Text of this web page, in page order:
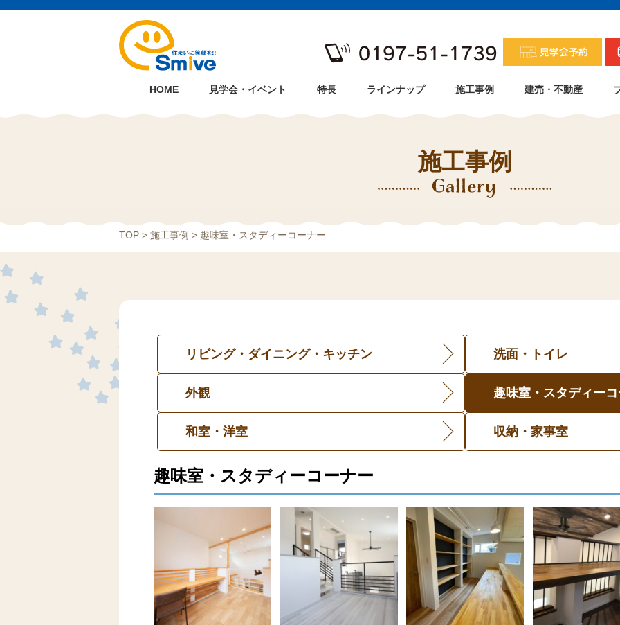
HOME 見学会・イベント 特長 ラインナップ 施工事例 建売・不動産
施工事例
TOP > 施工事例 > 趣味室・スタディーコーナー
リビング・ダイニング・キッチン 洗面・トイレ
外観 趣味室・スタディー
和室・洋室 収納・家事室
趣味室・スタディーコーナー